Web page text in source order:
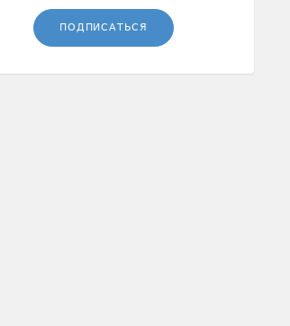
ПОДПИСАТЬСЯ